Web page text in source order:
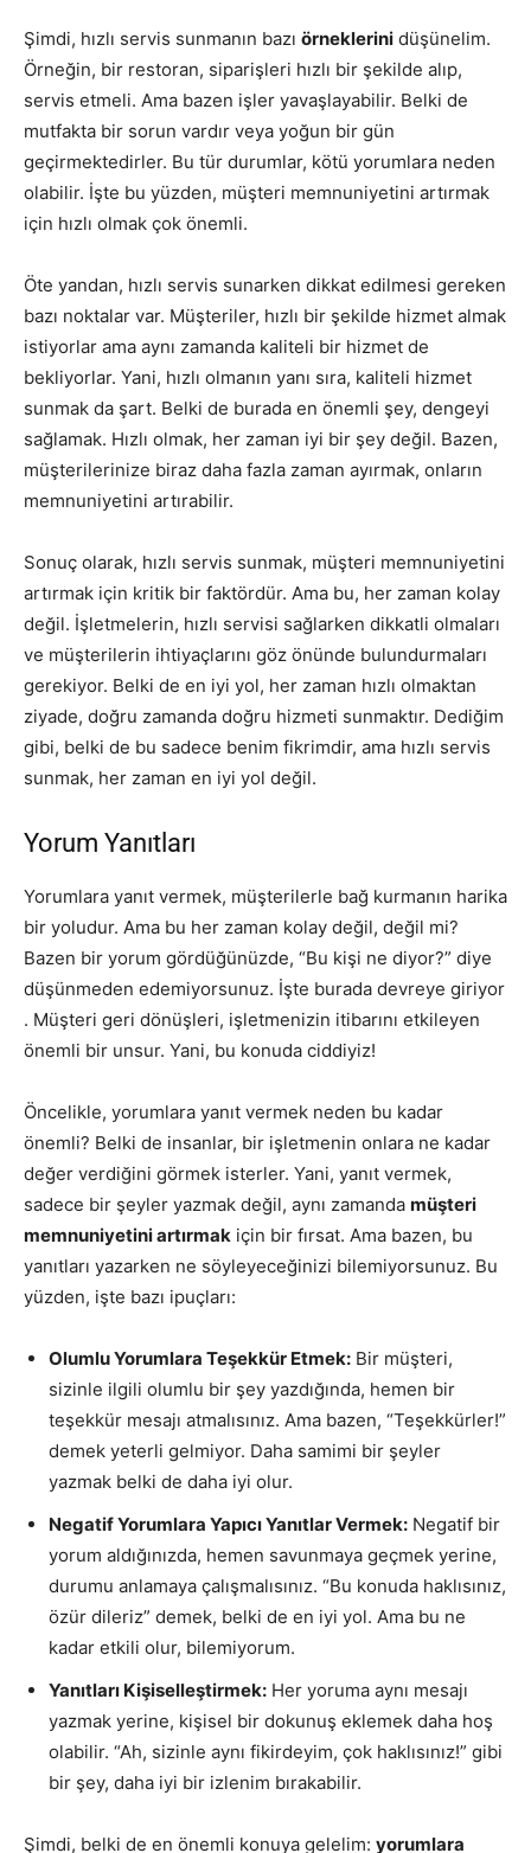
Şimdi, hızlı servis sunmanın bazı örneklerini düşünelim.
Örneğin, bir restoran, siparişleri hızlı bir şekilde alıp,
servis etmeli. Ama bazen işler yavaşlayabilir. Belki de
mutfakta bir sorun vardır veya yoğun bir gün
geçirmektedirler. Bu tür durumlar, kötü yorumlara neden
olabilir. İşte bu yüzden, müşteri memnuniyetini artırmak
için hızlı olmak çok önemli.
Öte yandan, hızlı servis sunarken dikkat edilmesi gereken
bazı noktalar var. Müşteriler, hızlı bir şekilde hizmet almak
istiyorlar ama aynı zamanda kaliteli bir hizmet de
bekliyorlar. Yani, hızlı olmanın yanı sıra, kaliteli hizmet
sunmak da şart. Belki de burada en önemli şey, dengeyi
sağlamak. Hızlı olmak, her zaman iyi bir şey değil. Bazen,
müşterilerinize biraz daha fazla zaman ayırmak, onların
memnuniyetini artırabilir.
Sonuç olarak, hızlı servis sunmak, müşteri memnuniyetini
artırmak için kritik bir faktördür. Ama bu, her zaman kolay
değil. İşletmelerin, hızlı servisi sağlarken dikkatli olmaları
ve müşterilerin ihtiyaçlarını göz önünde bulundurmaları
gerekiyor. Belki de en iyi yol, her zaman hızlı olmaktan
ziyade, doğru zamanda doğru hizmeti sunmaktır. Dediğim
gibi, belki de bu sadece benim fikrimdir, ama hızlı servis
sunmak, her zaman en iyi yol değil.
Yorum Yanıtları
Yorumlara yanıt vermek, müşterilerle bağ kurmanın harika
bir yoludur. Ama bu her zaman kolay değil, değil mi?
Bazen bir yorum gördüğünüzde, “Bu kişi ne diyor?” diye
düşünmeden edemiyorsunuz. İşte burada devreye giriyor
. Müşteri geri dönüşleri, işletmenizin itibarını etkileyen
önemli bir unsur. Yani, bu konuda ciddiyiz!
Öncelikle, yorumlara yanıt vermek neden bu kadar
önemli? Belki de insanlar, bir işletmenin onlara ne kadar
değer verdiğini görmek isterler. Yani, yanıt vermek,
sadece bir şeyler yazmak değil, aynı zamanda müşteri
memnuniyetini artırmak için bir fırsat. Ama bazen, bu
yanıtları yazarken ne söyleyeceğinizi bilemiyorsunuz. Bu
yüzden, işte bazı ipuçları:
Olumlu Yorumlara Teşekkür Etmek: Bir müşteri,
sizinle ilgili olumlu bir şey yazdığında, hemen bir
teşekkür mesajı atmalısınız. Ama bazen, “Teşekkürler!”
demek yeterli gelmiyor. Daha samimi bir şeyler
yazmak belki de daha iyi olur.
Negatif Yorumlara Yapıcı Yanıtlar Vermek: Negatif bir
yorum aldığınızda, hemen savunmaya geçmek yerine,
durumu anlamaya çalışmalısınız. “Bu konuda haklısınız,
özür dileriz” demek, belki de en iyi yol. Ama bu ne
kadar etkili olur, bilemiyorum.
Yanıtları Kişiselleştirmek: Her yoruma aynı mesajı
yazmak yerine, kişisel bir dokunuş eklemek daha hoş
olabilir. “Ah, sizinle aynı fikirdeyim, çok haklısınız!” gibi
bir şey, daha iyi bir izlenim bırakabilir.
Şimdi, belki de en önemli konuya gelelim: yorumlara